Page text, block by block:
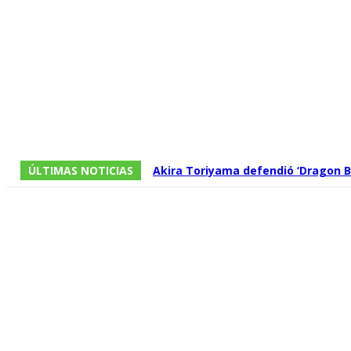
ÚLTIMAS NOTICIAS
Akira Toriyama defendió ‘Dragon